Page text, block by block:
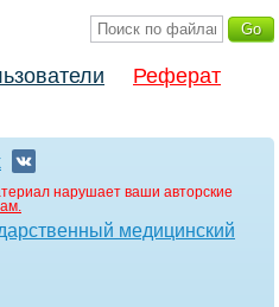
Реферат
нарушает ваши авторские
медицинский